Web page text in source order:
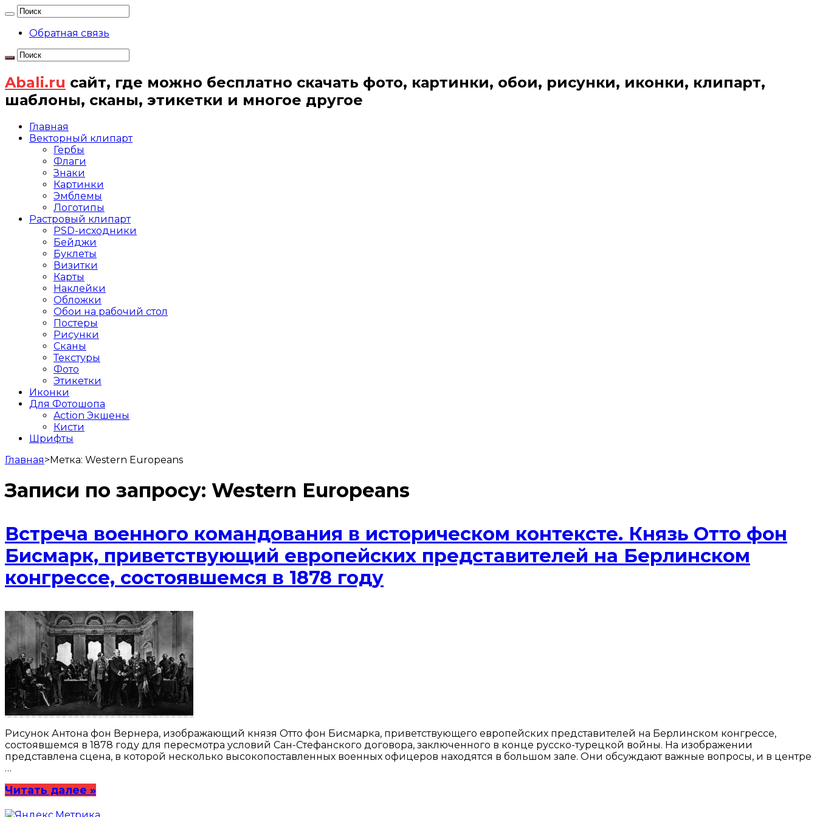
Обратная связь
Abali.ru сайт, где можно бесплатно скачать фото, картинки, обои, рисунки, иконки, клипарт,
шаблоны, сканы, этикетки и многое другое
Главная
Векторный клипарт
Гербы
Флаги
Знаки
Картинки
Эмблемы
Логотипы
Растровый клипарт
PSD-исходники
Бейджи
Буклеты
Визитки
Карты
Наклейки
Обложки
Обои на рабочий стол
Постеры
Рисунки
Сканы
Текстуры
Фото
Этикетки
Иконки
Для Фотошопа
Action Экшены
Кисти
Шрифты
Главная>Метка: Western Europeans
Записи по запросу: Western Europeans
Встреча военного командования в историческом контексте. Князь Отто фон
Бисмарк, приветствующий европейских представителей на Берлинском
конгрессе, состоявшемся в 1878 году
Рисунок Антона фон Вернера, изображающий князя Отто фон Бисмарка, приветствующего европейских представителей на Берлинском конгрессе,
состоявшемся в 1878 году для пересмотра условий Сан-Стефанского договора, заключенного в конце русско-турецкой войны. На изображении
представлена сцена, в которой несколько высокопоставленных военных офицеров находятся в большом зале. Они обсуждают важные вопросы, и в центре
…
Читать далее »